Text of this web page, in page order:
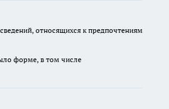
относящихся к предпочтениям
форме, в том числе